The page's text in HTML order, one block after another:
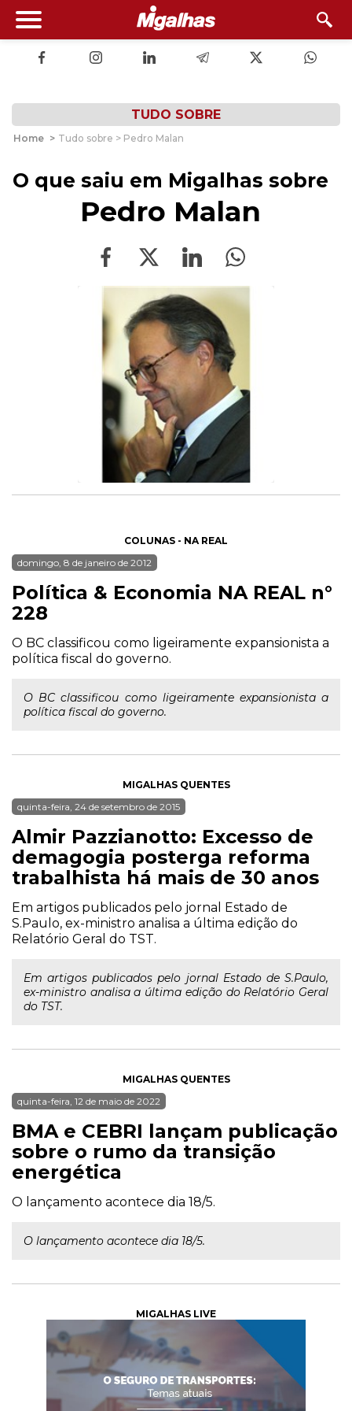
TUDO SOBRE
Home > Tudo sobre > Pedro Malan
O que saiu em Migalhas sobre
Pedro Malan
COLUNAS - NA REAL
domingo, 8 de janeiro de 2012
Política & Economia NA REAL n°
228
O BC classificou como ligeiramente expansionista a
política fiscal do governo.
O BC classificou como ligeiramente expansionista a
política fiscal do governo.
MIGALHAS QUENTES
quinta-feira, 24 de setembro de 2015
Almir Pazzianotto: Excesso de
demagogia posterga reforma
trabalhista há mais de 30 anos
Em artigos publicados pelo jornal Estado de
S.Paulo, ex-ministro analisa a última edição do
Relatório Geral do TST.
Em artigos publicados pelo jornal Estado de S.Paulo,
ex-ministro analisa a última edição do Relatório Geral
do TST.
MIGALHAS QUENTES
quinta-feira, 12 de maio de 2022
BMA e CEBRI lançam publicação
sobre o rumo da transição
energética
O lançamento acontece dia 18/5.
O lançamento acontece dia 18/5.
MIGALHAS LIVE